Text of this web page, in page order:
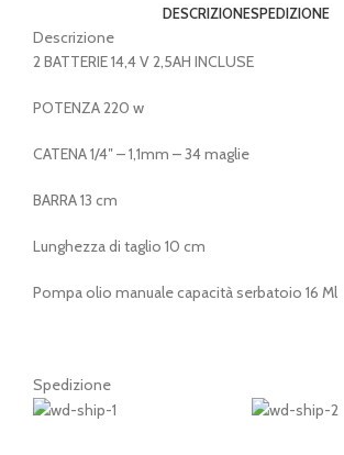
DESCRIZIONESPEDIZIONE
Descrizione
2 BATTERIE 14,4 V 2,5AH INCLUSE
POTENZA 220 w
CATENA 1/4″ – 1,1mm – 34 maglie
BARRA 13 cm
Lunghezza di taglio 10 cm
Pompa olio manuale capacità serbatoio 16 Ml
Spedizione